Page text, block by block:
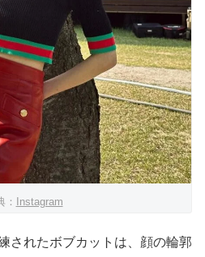
： Instagram
されたボブカットは、顔の輪郭